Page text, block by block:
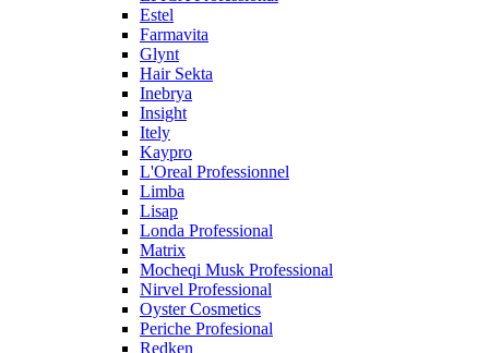
Estel
Farmavita
Glynt
Hair Sekta
Inebrya
Insight
Itely
Kaypro
L'Oreal Professionnel
Limba
Lisap
Londa Professional
Matrix
Mocheqi Musk Professional
Nirvel Professional
Oyster Cosmetics
Periche Profesional
Redken